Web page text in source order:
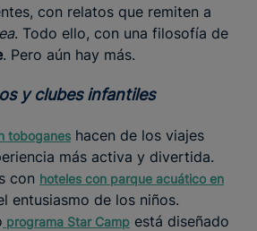
con relatos que remiten a
. Todo ello, con una filosofía de
. Pero aún hay más.
y clubes infantiles
toboganes hacen de los viajes
más activa y divertida.
con hoteles con parque acuático en
entusiasmo de los niños.
programa Star Camp está diseñado